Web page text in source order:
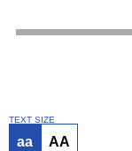
TEXT SIZE
aa AA